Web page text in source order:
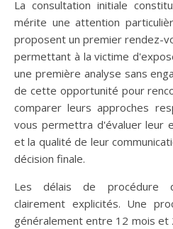
La consultation initiale
mérite une attention
proposent un premier rendez-
permettant à la victime
une première analyse sans
de cette opportunité pour
comparer leurs approches
vous permettra d'évaluer leur
et la qualité de leur
décision finale.
Les délais de procédure
clairement explicités. Une
généralement entre 12 mois et